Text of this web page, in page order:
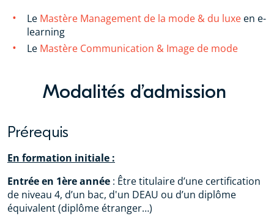
Le Mastère Management de la mode & du luxe en e-
learning
Le Mastère Communication & Image de mode
Modalités d’admission
Prérequis
En formation initiale :
Entrée en 1ère année : Être titulaire d’une certification
de niveau 4, d’un bac, d'un DEAU ou d’un diplôme
équivalent (diplôme étranger…)